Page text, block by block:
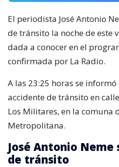
El periodista José Antonio
de tránsito la noche de este
dada a conocer en el
confirmada por La Radio.
A las 23:25 horas se
accidente de tránsito en
Los Militares, en la comuna
Metropolitana.
José Antonio
de tránsito